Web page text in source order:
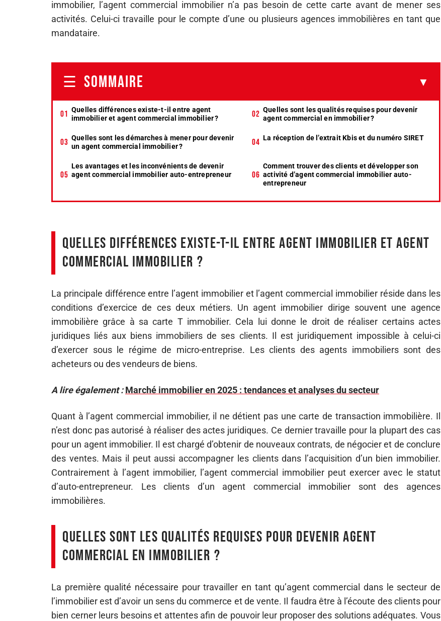
immobilier, l’agent commercial immobilier n’a pas besoin de cette carte avant de mener ses
activités. Celui-ci travaille pour le compte d’une ou plusieurs agences immobilières en tant que
mandataire.
SOMMAIRE
Quelles différences existe-t-il entre agent
immobilier et agent commercial immobilier ?
Quelles sont les qualités requises pour devenir
agent commercial en immobilier ?
Quelles sont les démarches à mener pour devenir
un agent commercial immobilier ?
La réception de l’extrait Kbis et du numéro SIRET
Les avantages et les inconvénients de devenir
agent commercial immobilier auto-entrepreneur
Comment trouver des clients et développer son
activité d’agent commercial immobilier auto-
entrepreneur
Quelles différences existe-t-il entre agent immobilier et agent
commercial immobilier ?
La principale différence entre l’agent immobilier et l’agent commercial immobilier réside dans les
conditions d’exercice de ces deux métiers. Un agent immobilier dirige souvent une agence
immobilière grâce à sa carte T immobilier. Cela lui donne le droit de réaliser certains actes
juridiques liés aux biens immobiliers de ses clients. Il est juridiquement impossible à celui-ci
d’exercer sous le régime de micro-entreprise. Les clients des agents immobiliers sont des
acheteurs ou des vendeurs de biens.
A lire également : Marché immobilier en 2025 : tendances et analyses du secteur
Quant à l’agent commercial immobilier, il ne détient pas une carte de transaction immobilière. Il
n’est donc pas autorisé à réaliser des actes juridiques. Ce dernier travaille pour la plupart des cas
pour un agent immobilier. Il est chargé d’obtenir de nouveaux contrats, de négocier et de conclure
des ventes. Mais il peut aussi accompagner les clients dans l’acquisition d’un bien immobilier.
Contrairement à l’agent immobilier, l’agent commercial immobilier peut exercer avec le statut
d’auto-entrepreneur. Les clients d’un agent commercial immobilier sont des agences
immobilières.
Quelles sont les qualités requises pour devenir agent
commercial en immobilier ?
La première qualité nécessaire pour travailler en tant qu’agent commercial dans le secteur de
l’immobilier est d’avoir un sens du commerce et de vente. Il faudra être à l’écoute des clients pour
bien cerner leurs besoins et attentes afin de pouvoir leur proposer des solutions adéquates. Vous